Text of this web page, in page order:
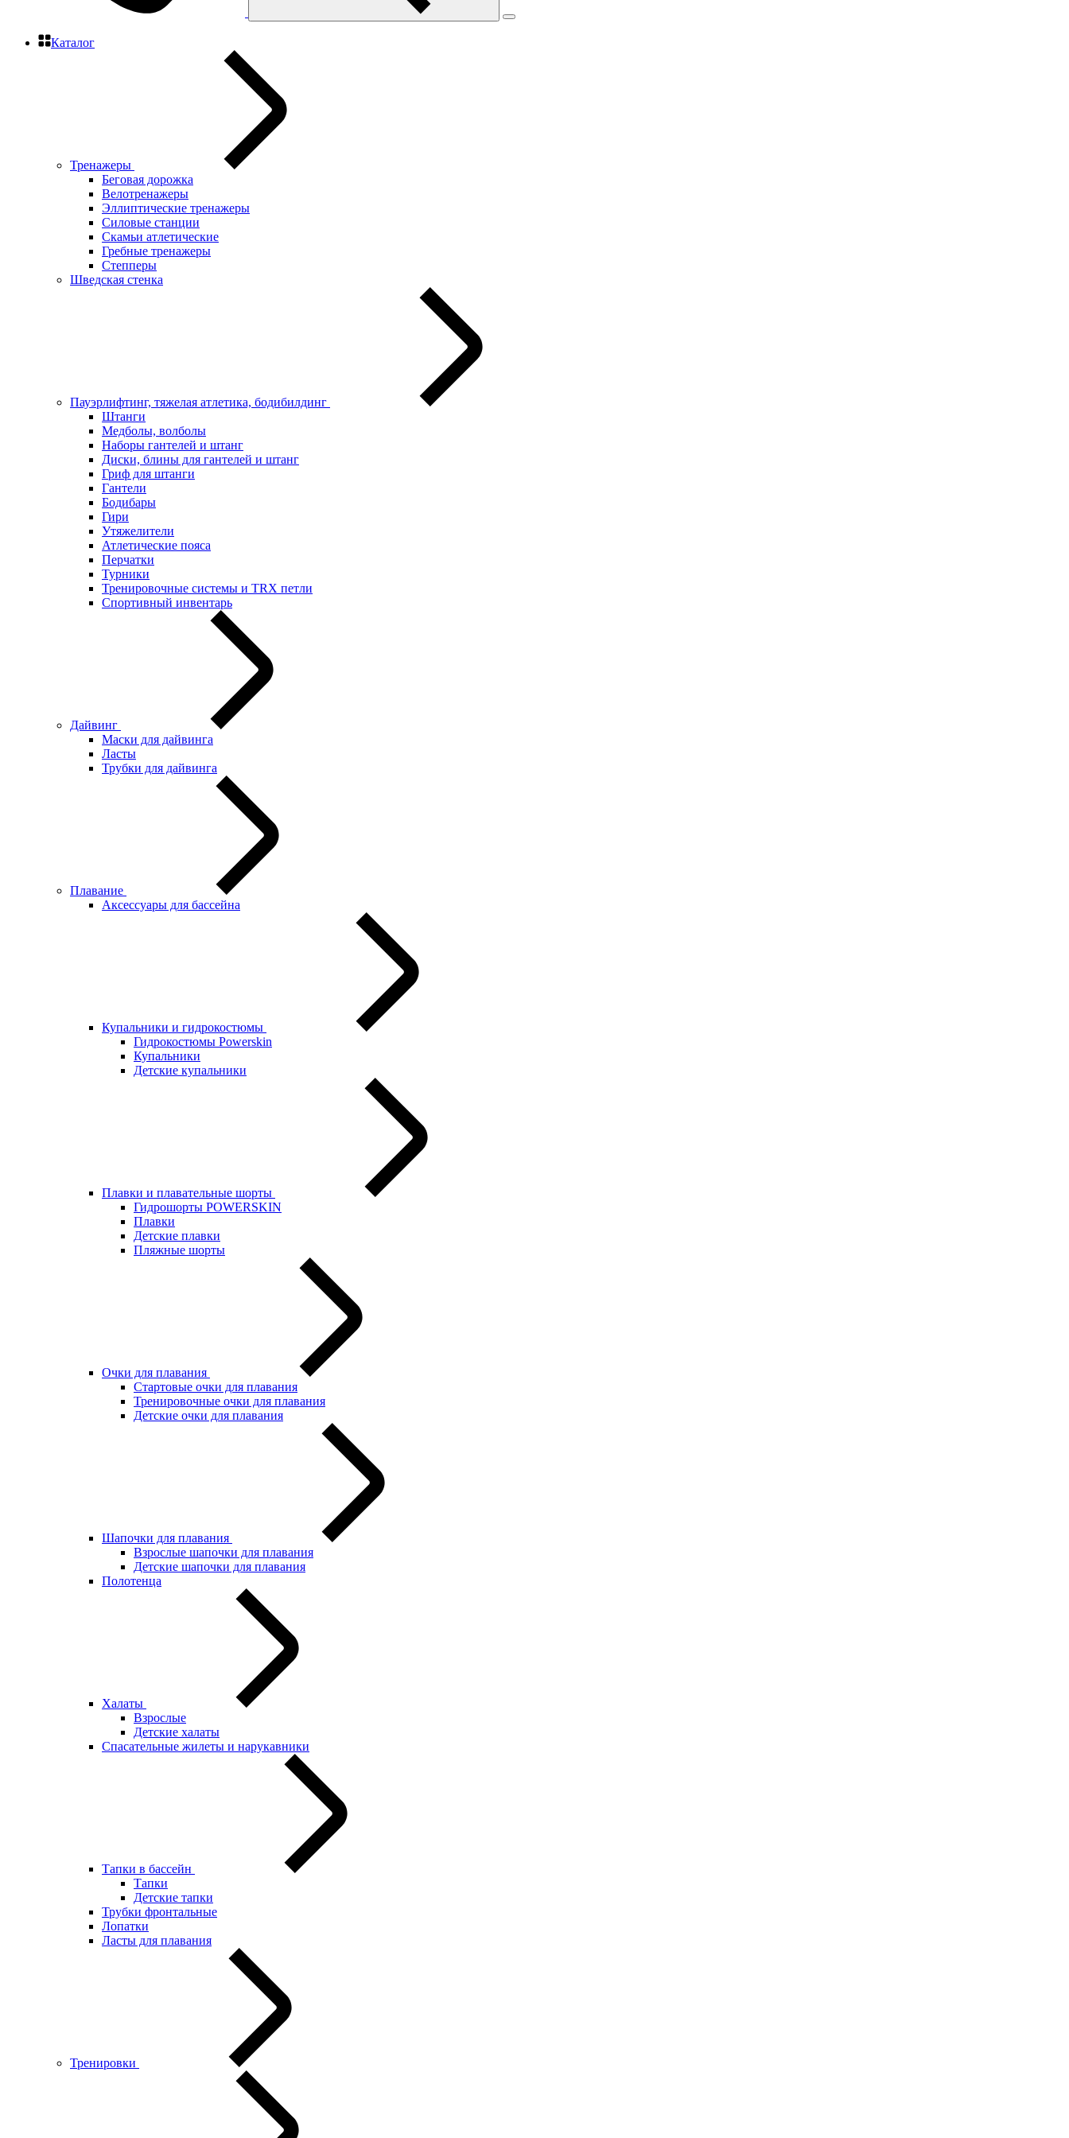
Каталог
Тренажеры
Беговая дорожка
Велотренажеры
Эллиптические тренажеры
Силовые станции
Скамьи атлетические
Гребные тренажеры
Степперы
Шведская стенка
Пауэрлифтинг, тяжелая атлетика, бодибилдинг
Штанги
Медболы, волболы
Наборы гантелей и штанг
Диски, блины для гантелей и штанг
Гриф для штанги
Гантели
Бодибары
Гири
Утяжелители
Атлетические пояса
Перчатки
Турники
Тренировочные системы и TRX петли
Спортивный инвентарь
Дайвинг
Маски для дайвинга
Ласты
Трубки для дайвинга
Плавание
Аксессуары для бассейна
Купальники и гидрокостюмы
Гидрокостюмы Powerskin
Купальники
Детские купальники
Плавки и плавательные шорты
Гидрошорты POWERSKIN
Плавки
Детские плавки
Пляжные шорты
Очки для плавания
Стартовые очки для плавания
Тренировочные очки для плавания
Детские очки для плавания
Шапочки для плавания
Взрослые шапочки для плавания
Детские шапочки для плавания
Полотенца
Халаты
Взрослые
Детские халаты
Спасательные жилеты и нарукавники
Тапки в бассейн
Тапки
Детские тапки
Трубки фронтальные
Лопатки
Ласты для плавания
Тренировки